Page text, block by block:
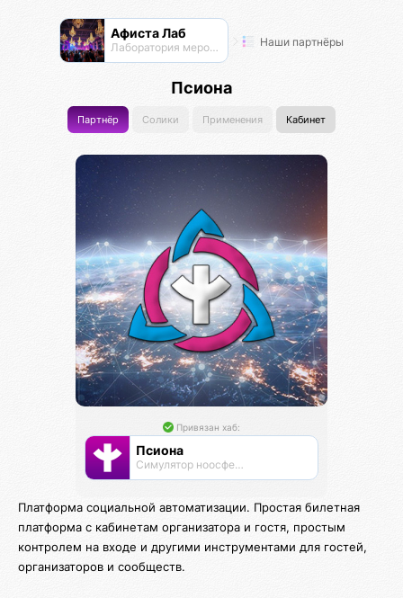
Афиста Лаб
Лаборатория мероприятий Наши партнёры
Псиона
Партнёр Солики Применения Кабинет
Привязан хаб:
Псиона
Cимулятор ноосферы
Платформа социальной автоматизации. Простая билетная
платформа с кабинетам организатора и гостя, простым
контролем на входе и другими инструментами для гостей,
организаторов и сообществ.